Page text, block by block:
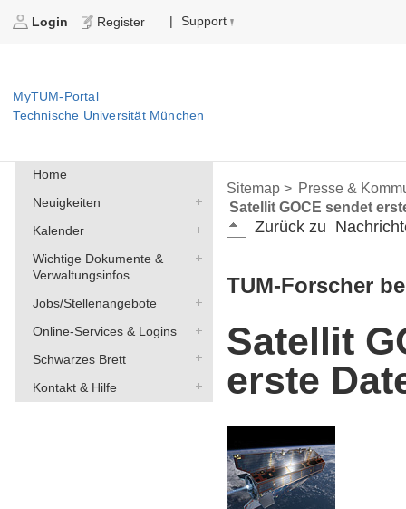
Login Register | Support
MyTUM-Portal
Technische Universität München
Home
Neuigkeiten
Kalender
Wichtige Dokumente &
Verwaltungsinfos
Jobs/Stellenangebote
Online-Services & Logins
Schwarzes Brett
Kontakt & Hilfe
Sitemap > Presse &
Satellit GOCE sendet
Zurück zu
TUM-Forscher
Satellit
erste